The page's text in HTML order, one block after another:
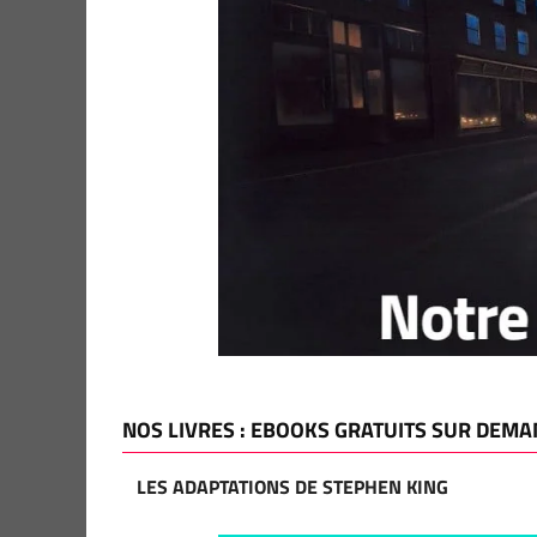
NOS LIVRES : EBOOKS GRATUITS SUR
LES ADAPTATIONS DE STEPHEN KING